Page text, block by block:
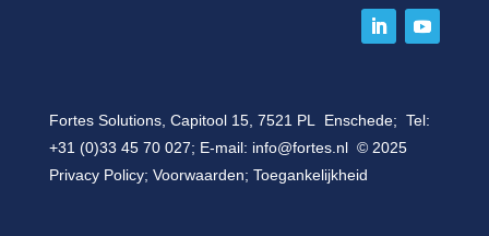
Fortes Solutions, Capitool 15, 7521 PL Enschede; Tel:
+31 (0)33 45 70 027; E-mail: info@fortes.nl© 2025
Privacy Policy; Voorwaarden; Toegankelijkheid